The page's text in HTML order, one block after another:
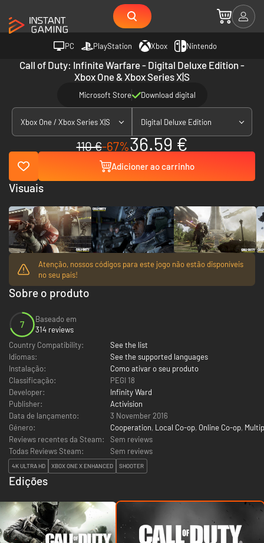
PC PlayStation Xbox Nintendo
Call of Duty: Infinite Warfare - Digital Deluxe Edition -
Xbox One & Xbox Series X|S
Microsoft Store Download digital
Xbox One / Xbox Series X|S Digital Deluxe Edition
110 €-67%36.59 €
Adicioner ao carrinho
Atenção, nossos códigos para este jogo não estão disponíveis
no seu país!
Sobre o produto
7
Baseado em
314 reviews
Country Compatibility:
See the list
Idiomas:
See the supported languages
Instalação:
Como ativar o seu produto
Classificação:
PEGI 18
Developer:
Infinity Ward
Publisher:
Activision
Data de lançamento:
3 November 2016
Género:
Cooperation, Local Co-op, Online Co-op,
Reviews recentes da Steam:
Sem reviews
Todas Reviews Steam:
Sem reviews
4K ULTRA HD XBOX ONE X ENHANCED SHOOTER
Edições
Visuais